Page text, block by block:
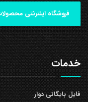
فروشگاه اینترنتی
خدمات
فایل بایگانی دوار